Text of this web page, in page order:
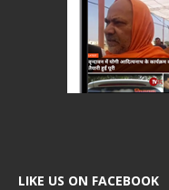
LIKE US ON FACEBOOK